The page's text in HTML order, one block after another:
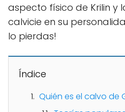
aspecto físico de Krilin y
calvicie en su
lo pierdas!
Índice
Quién es el calvo de